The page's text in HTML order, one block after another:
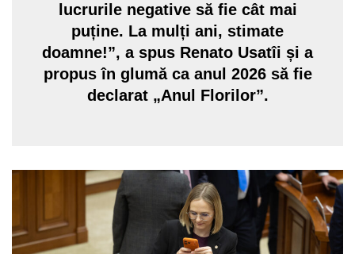
lucrurile negative să fie cât mai
puține. La mulți ani, stimate
doamne!”, a spus Renato Usatîi și a
propus în glumă ca anul 2026 să fie
declarat „Anul Florilor”.